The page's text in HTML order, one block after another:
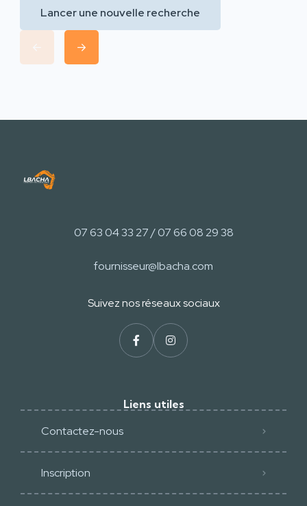
Lancer une nouvelle recherche
07 63 04 33 27 / 07 66 08 29 38
fournisseur@lbacha.com
Suivez nos réseaux sociaux​
Liens utiles
Contactez-nous
Inscription